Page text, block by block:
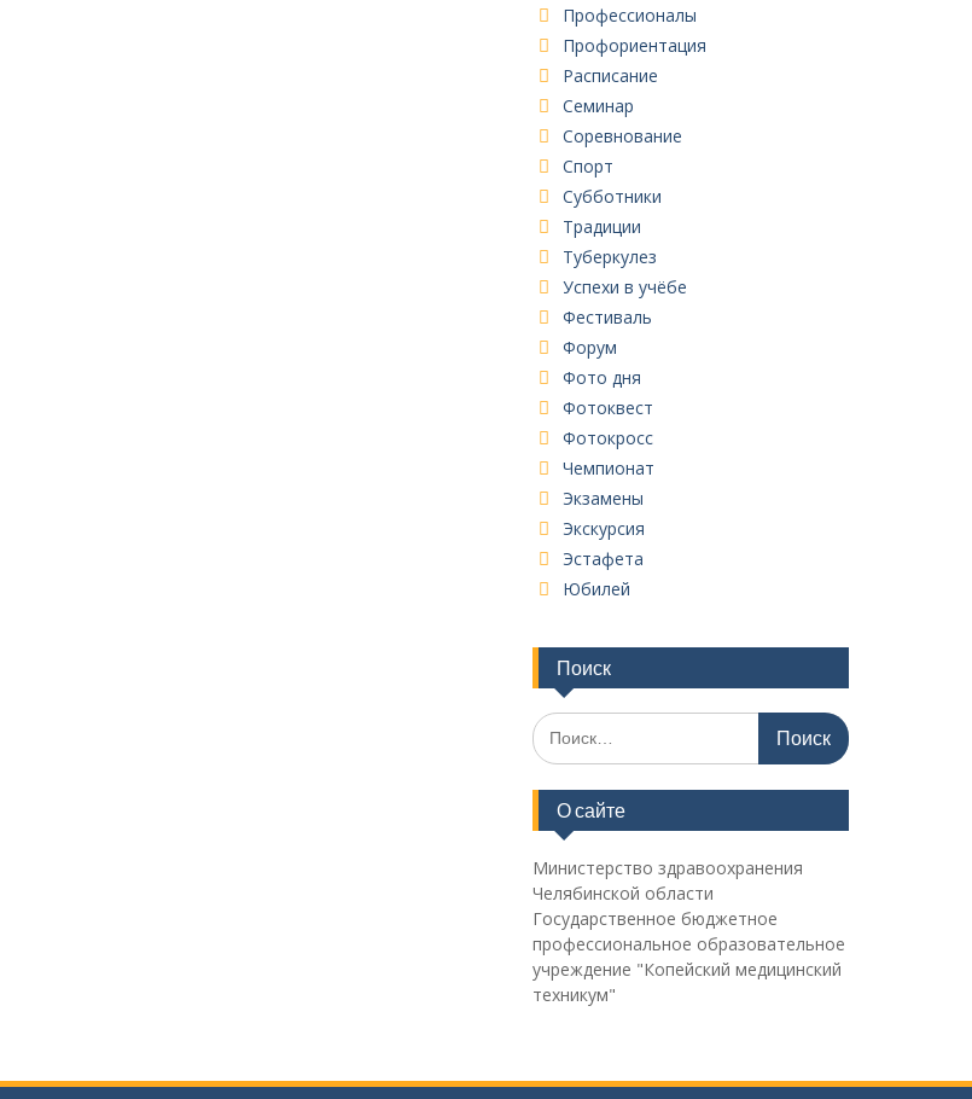
Профессионалы
Профориентация
Расписание
Семинар
Соревнование
Спорт
Субботники
Традиции
Туберкулез
Успехи в учёбе
Фестиваль
Форум
Фото дня
Фотоквест
Фотокросс
Чемпионат
Экзамены
Экскурсия
Эстафета
Юбилей
Поиск
Поиск
по:
О сайте
Министерство здравоохранения
Челябинской области
Государственное бюджетное
профессиональное образовательное
учреждение "Копейский медицинский
техникум"